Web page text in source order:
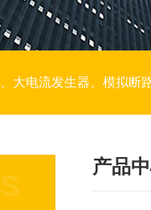
电阻测试仪、热继电器测试仪、电动机保护器测试仪、互感器特性测试仪、
产品